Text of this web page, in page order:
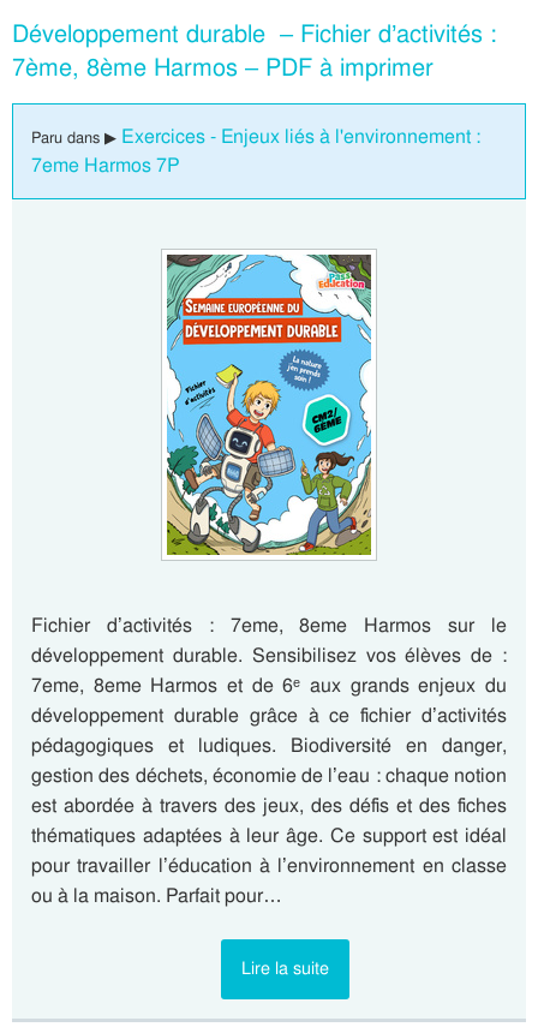
Développement durable – Fichier d’activités :
7ème, 8ème Harmos – PDF à imprimer
Paru dans ▶ Exercices - Enjeux liés à l'environnement :
7eme Harmos 7P
Fichier d’activités : 7eme, 8eme Harmos sur le
développement durable. Sensibilisez vos élèves de :
7eme, 8eme Harmos et de 6ᵉ aux grands enjeux du
développement durable grâce à ce fichier d’activités
pédagogiques et ludiques. Biodiversité en danger,
gestion des déchets, économie de l’eau : chaque notion
est abordée à travers des jeux, des défis et des fiches
thématiques adaptées à leur âge. Ce support est idéal
pour travailler l’éducation à l’environnement en classe
ou à la maison. Parfait pour…
Lire la suite